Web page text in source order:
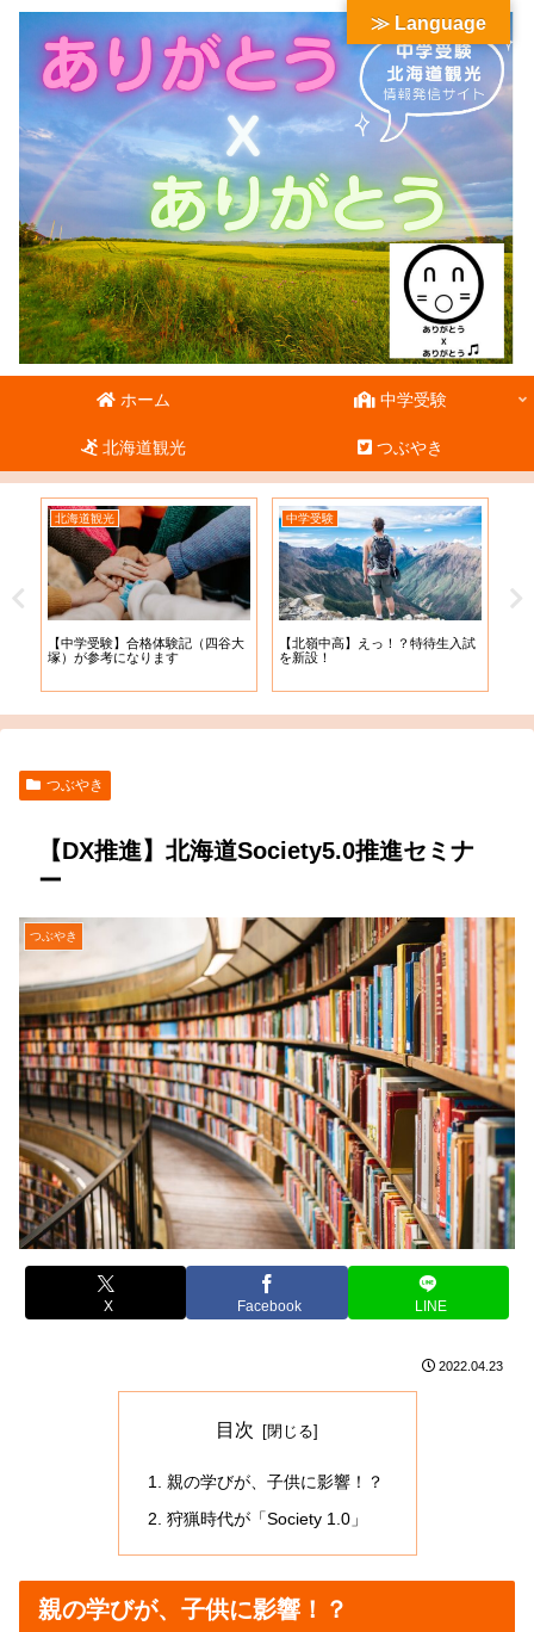
ホーム 中学受験
北海道観光 つぶやき
北海道観光
【中学受験】合格体験記（四谷大
塚）が参考になります
中学受験
【北嶺中高】えっ！？特待生入試
を新設！
つぶやき
【DX推進】北海道Society5.0推進セミナ
ー
つぶやき
X Facebook LINE
2022.04.23
目次
親の学びが、子供に影響！？
狩猟時代が「Society 1.0」
親の学びが、子供に影響！？
≫ Language